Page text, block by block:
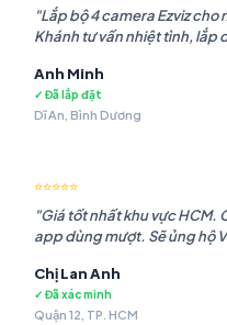
"Lắp bộ 4 camera Ezviz
Khánh tư vấn nhiệt tình,
Anh Minh
✓ Đã lắp đặt
Dĩ An, Bình Dương
⭐⭐⭐⭐⭐
"Giá tốt nhất khu vực HCM.
app dùng mượt. Sẽ ủng hộ
Chị Lan Anh
✓ Đã xác minh
Quận 12, TP. HCM